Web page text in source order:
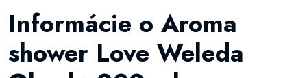
Informácie o Aroma
shower Love Weleda